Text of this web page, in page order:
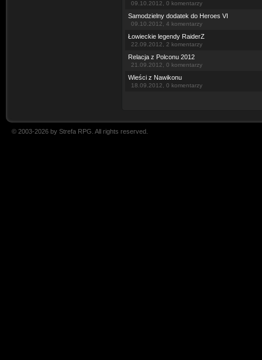
09.10.2012, 0 komentarzy
Samodzielny dodatek do Heroes VI
09.10.2012, 4 komentarzy
Łowieckie legendy RaiderZ
22.09.2012, 2 komentarzy
Relacja z Polconu 2012
21.09.2012, 0 komentarzy
Wieści z Nawikonu
18.09.2012, 0 komentarzy
© 2003-2026 by Strefa RPG. All rights reserved.